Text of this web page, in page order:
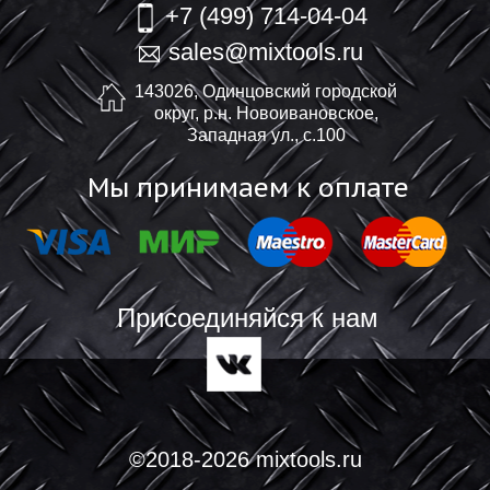
+7 (499) 714-04-04
sales@mixtools.ru
143026, Одинцовский городской
округ, р.н. Новоивановское,
Западная ул., с.100
Мы принимаем к оплате
Присоединяйся к нам
©2018-2026 mixtools.ru